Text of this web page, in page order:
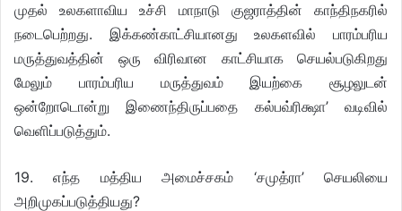
முதல் உலகளாவிய உச்சி மாநாடு குஜராத்தின் காந்திநகரில்
நடைபெற்றது. இக்கண்காட்சியானது உலகளவில் பாரம்பரிய
மருத்துவத்தின் ஒரு விரிவான காட்சியாக செயல்படுகிறது
மேலும் பாரம்பரிய மருத்துவம் இயற்கை சூழலுடன்
ஒன்றோடொன்று இணைந்திருப்பதை கல்பவ்ரிக்ஷா’ வடிவில்
வெளிப்படுத்தும்.
19. எந்த மத்திய அமைச்சகம் ‘சமுத்ரா’ செயலியை
அறிமுகப்படுத்தியது?